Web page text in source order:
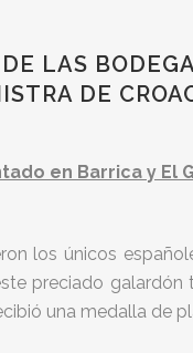
LAS
DE
en Barrica y
los únicos
preciado
una medalla de